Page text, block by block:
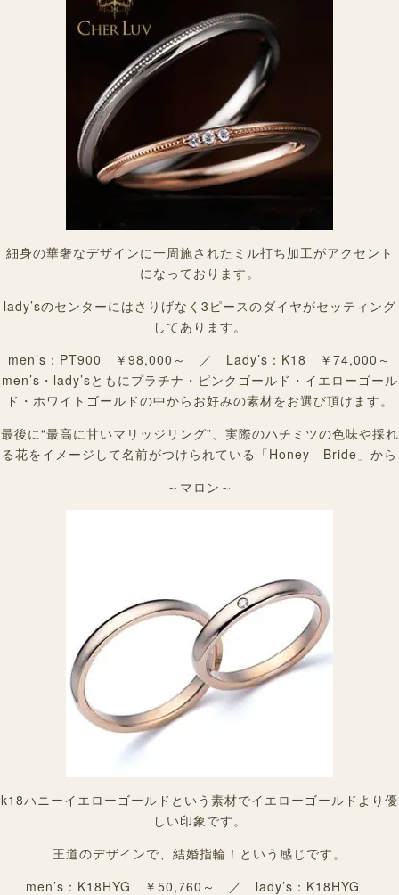
細身の華奢なデザインに一周施されたミル打ち加工がアクセント
になっております。
lady’sのセンターにはさりげなく3ピースのダイヤがセッティング
してあります。
men’s：PT900 ￥98,000～ ／ Lady’s：K18 ￥74,000～
men’s・lady’sともにプラチナ・ピンクゴールド・イエローゴール
ド・ホワイトゴールドの中からお好みの素材をお選び頂けます。
最後に“最高に甘いマリッジリング”、実際のハチミツの色味や採れ
る花をイメージして名前がつけられている「Honey Bride」から
～マロン～
k18ハニーイエローゴールドという素材でイエローゴールドより優
しい印象です。
王道のデザインで、結婚指輪！という感じです。
men’s：K18HYG ￥50,760～ ／ lady’s：K18HYG